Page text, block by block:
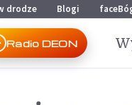
drodze Blogi
Radio DEON